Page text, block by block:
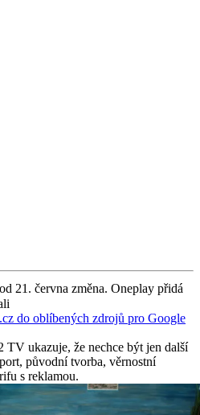
21. června změna. Oneplay přidá
do oblíbených zdrojů pro Google
TV ukazuje, že nechce být jen další
původní tvorba, věrnostní
s reklamou.